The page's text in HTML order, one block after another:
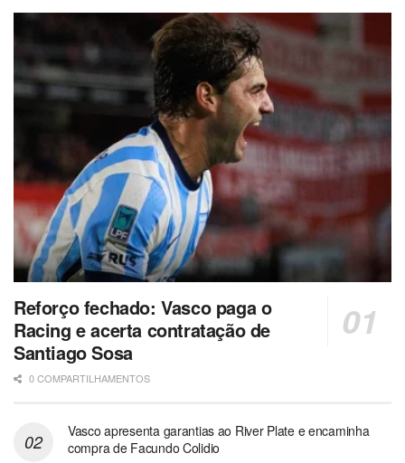
Reforço fechado: Vasco paga o
Racing e acerta contratação de
Santiago Sosa
0 COMPARTILHAMENTOS
Vasco apresenta garantias ao River Plate e encaminha
compra de Facundo Colidio